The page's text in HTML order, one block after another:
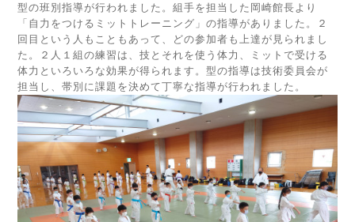
型の班別指導が行われました。組手を担当した岡崎館長より
「自力をつけるミットトレーニング」の指導がありました。２
回目という人もこともあって、どの参加者も上達が見られまし
た。２人１組の練習は、技とそれを使う体力、ミットで受ける
体力といろいろな効果が得られます。型の指導は技術委員会が
担当し、帯別に課題を決めて丁寧な指導が行われました。